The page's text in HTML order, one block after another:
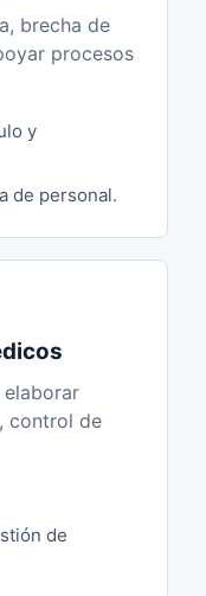
brecha de
procesos
y
de personal.
elaborar
control de
de